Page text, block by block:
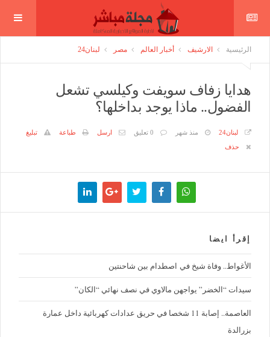
الرئيسية الارشيف أخبار العالم مصر لبنان24
هدايا زفاف سويفت وكيلسي تشعل
الفضول.. ماذا يوجد بداخلها؟
لبنان24 منذ شهر 0 تعليق ارسل طباعة
تبليغ
حذف
إقرأ ايضا
الأغواط.. وفاة شيخ في اصطدام بين شاحنتين
سيدات “الخضر” يواجهن مالاوي في نصف نهائي “الكان”
العاصمة.. إصابة 11 شخصا في حريق عدادات كهربائية داخل عمارة
بزرالدة